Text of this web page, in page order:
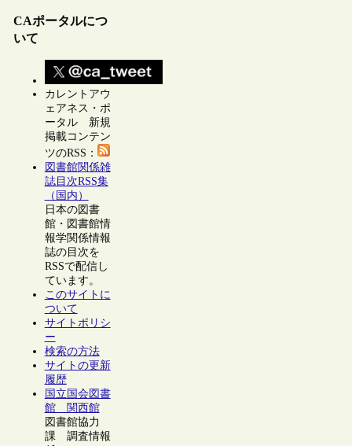
CAポータルにつ
いて
カレントアウ
ェアネス・ポ
ータル 新規
掲載コンテン
ツのRSS：
図書館関係雑
誌目次RSS集
（国内）
日本の図書
館・図書館情
報学関係情報
誌の目次を
RSSで配信し
ています。
このサイトに
ついて
サイトポリシ
ー
検索の方法
サイトの更新
履歴
国立国会図書
館 関西館
図書館協力
課 調査情報